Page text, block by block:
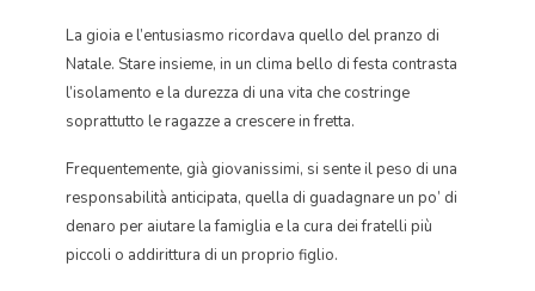
La gioia e l’entusiasmo ricordava quello del pranzo di
Natale. Stare insieme, in un clima bello di festa contrasta
l’isolamento e la durezza di una vita che costringe
soprattutto le ragazze a crescere in fretta.
Frequentemente, già giovanissimi, si sente il peso di una
responsabilità anticipata, quella di guadagnare un po’ di
denaro per aiutare la famiglia e la cura dei fratelli più
piccoli o addirittura di un proprio figlio.